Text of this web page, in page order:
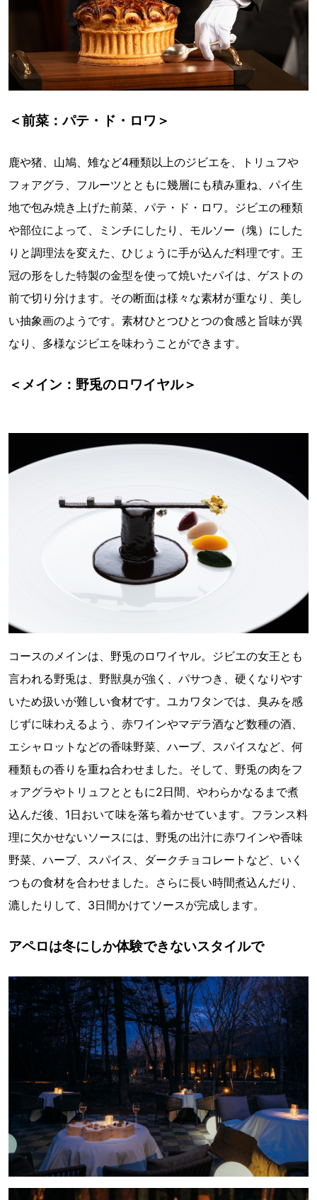
＜前菜：パテ・ド・ロワ＞
鹿や猪、山鳩、雉など4種類以上のジビエを、トリュフや
フォアグラ、フルーツとともに幾層にも積み重ね、パイ生
地で包み焼き上げた前菜、パテ・ド・ロワ。ジビエの種類
や部位によって、ミンチにしたり、モルソー（塊）にした
りと調理法を変えた、ひじょうに手が込んだ料理です。王
冠の形をした特製の金型を使って焼いたパイは、ゲストの
前で切り分けます。その断面は様々な素材が重なり、美し
い抽象画のようです。素材ひとつひとつの食感と旨味が異
なり、多様なジビエを味わうことができます。
＜メイン：野兎のロワイヤル＞
コースのメインは、野兎のロワイヤル。ジビエの女王とも
言われる野兎は、野獣臭が強く、パサつき、硬くなりやす
いため扱いが難しい食材です。ユカワタンでは、臭みを感
じずに味わえるよう、赤ワインやマデラ酒など数種の酒、
エシャロットなどの香味野菜、ハーブ、スパイスなど、何
種類もの香りを重ね合わせました。そして、野兎の肉をフ
ォアグラやトリュフとともに2日間、やわらかなるまで煮
込んだ後、1日おいて味を落ち着かせています。フランス料
理に欠かせないソースには、野兎の出汁に赤ワインや香味
野菜、ハーブ、スパイス、ダークチョコレートなど、いく
つもの食材を合わせました。さらに長い時間煮込んだり、
漉したりして、3日間かけてソースが完成します。
アペロは冬にしか体験できないスタイルで